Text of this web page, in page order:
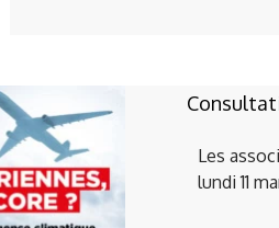
Les
lundi 11